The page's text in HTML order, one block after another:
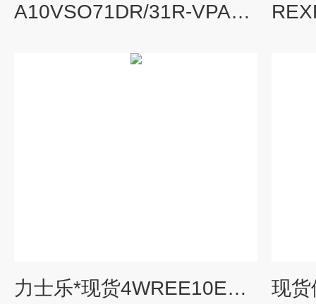
A10VSO71DR/31R-VPA42N00现货rexroth阀A10VSO71DR/31R-VPA42N00
力士乐*现货4WREE10E75-2X/G24K31/A1V